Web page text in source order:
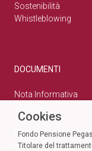
Sostenibilità
Whistleblowing
DOCUMENTI
Nota Informativa
Normativa
Bilanci
Modulistica
Cookies
Fondo Pensione
Titolare del